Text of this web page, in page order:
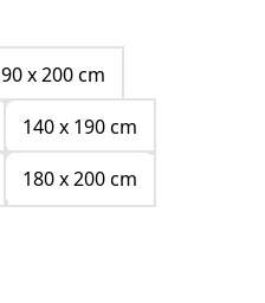
90 x 200 cm
140 x 190 cm
180 x 200 cm